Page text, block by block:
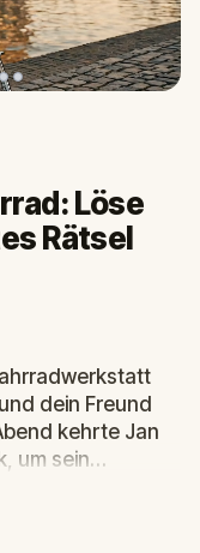
Löse
Rätsel
dein Freund
kehrte Jan
um sein
feststellen,
ist das Fahrrad
auch eine